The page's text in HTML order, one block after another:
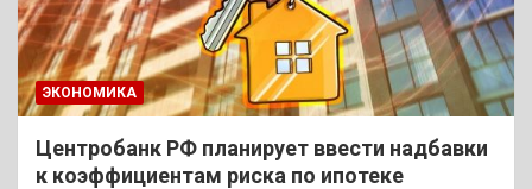
ЭКОНОМИКА
Центробанк РФ планирует ввести надбавки
к коэффициентам риска по ипотеке